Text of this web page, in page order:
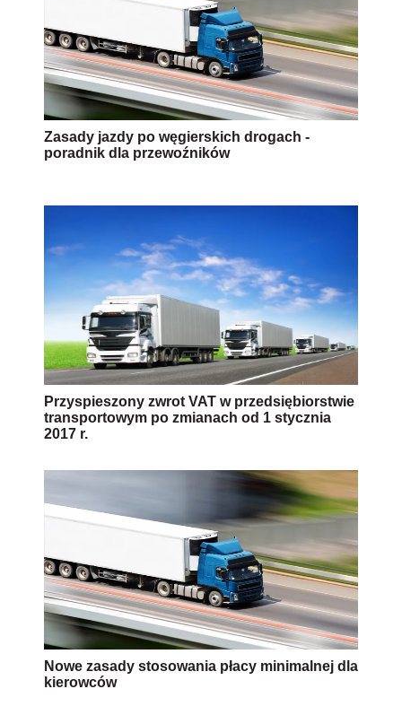
Zasady jazdy po węgierskich drogach -
poradnik dla przewoźników
Przyspieszony zwrot VAT w przedsiębiorstwie
transportowym po zmianach od 1 stycznia
2017 r.
Nowe zasady stosowania płacy minimalnej dla
kierowców